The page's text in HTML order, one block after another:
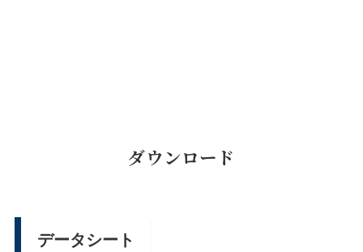
ダウンロード
データシート